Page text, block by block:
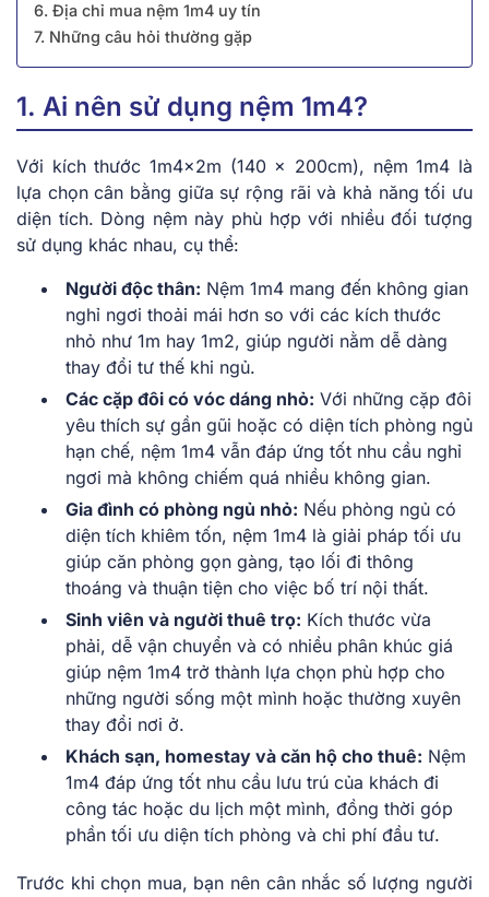
6. Địa chỉ mua nệm 1m4 uy tín
7. Những câu hỏi thường gặp
1. Ai nên sử dụng nệm 1m4?
Với kích thước 1m4x2m (140 x 200cm), nệm 1m4 là
lựa chọn cân bằng giữa sự rộng rãi và khả năng tối ưu
diện tích. Dòng nệm này phù hợp với nhiều đối tượng
sử dụng khác nhau, cụ thể:
Người độc thân: Nệm 1m4 mang đến không gian
nghỉ ngơi thoải mái hơn so với các kích thước
nhỏ như 1m hay 1m2, giúp người nằm dễ dàng
thay đổi tư thế khi ngủ.
Các cặp đôi có vóc dáng nhỏ: Với những cặp đôi
yêu thích sự gần gũi hoặc có diện tích phòng ngủ
hạn chế, nệm 1m4 vẫn đáp ứng tốt nhu cầu nghỉ
ngơi mà không chiếm quá nhiều không gian.
Gia đình có phòng ngủ nhỏ: Nếu phòng ngủ có
diện tích khiêm tốn, nệm 1m4 là giải pháp tối ưu
giúp căn phòng gọn gàng, tạo lối đi thông
thoáng và thuận tiện cho việc bố trí nội thất.
Sinh viên và người thuê trọ: Kích thước vừa
phải, dễ vận chuyển và có nhiều phân khúc giá
giúp nệm 1m4 trở thành lựa chọn phù hợp cho
những người sống một mình hoặc thường xuyên
thay đổi nơi ở.
Khách sạn, homestay và căn hộ cho thuê: Nệm
1m4 đáp ứng tốt nhu cầu lưu trú của khách đi
công tác hoặc du lịch một mình, đồng thời góp
phần tối ưu diện tích phòng và chi phí đầu tư.
Trước khi chọn mua, bạn nên cân nhắc số lượng người